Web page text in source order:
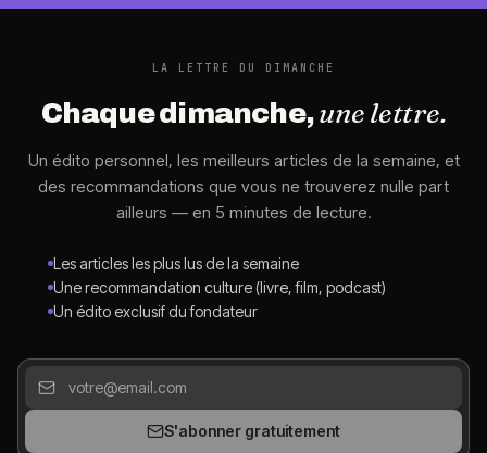
LA LETTRE DU DIMANCHE
Chaque dimanche,une lettre.
Un édito personnel, les meilleurs articles de la semaine, et
des recommandations que vous ne trouverez nulle part
ailleurs — en 5 minutes de lecture.
Les articles les plus lus de la semaine
Une recommandation culture (livre, film, podcast)
Un édito exclusif du fondateur
S'abonner gratuitement